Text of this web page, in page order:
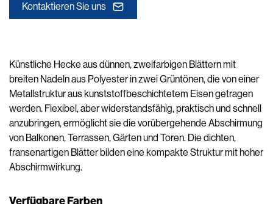
Kontaktieren Sie uns
Künstliche Hecke aus dünnen, zweifarbigen Blättern mit
breiten Nadeln aus Polyester in zwei Grüntönen, die von einer
Metallstruktur aus kunststoffbeschichtetem Eisen getragen
werden. Flexibel, aber widerstandsfähig, praktisch und schnell
anzubringen, ermöglicht sie die vorübergehende Abschirmung
von Balkonen, Terrassen, Gärten und Toren. Die dichten,
fransenartigen Blätter bilden eine kompakte Struktur mit hoher
Abschirmwirkung.
Verfügbare Farben